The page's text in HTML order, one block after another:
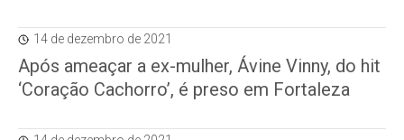
14 de dezembro de 2021
Após ameaçar a ex-mulher, Ávine Vinny, do hit
‘Coração Cachorro’, é preso em Fortaleza